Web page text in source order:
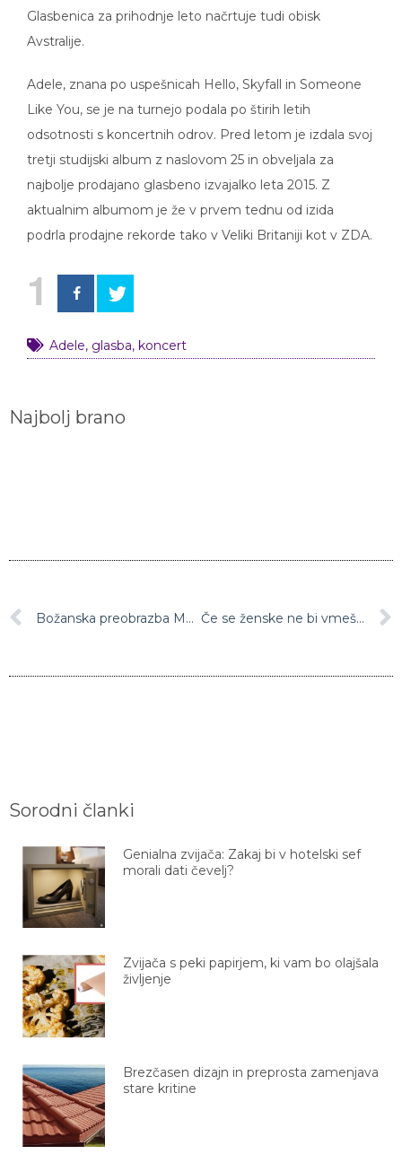
Glasbenica za prihodnje leto načrtuje tudi obisk
Avstralije.
Adele, znana po uspešnicah Hello, Skyfall in Someone
Like You, se je na turnejo podala po štirih letih
odsotnosti s koncertnih odrov. Pred letom je izdala svoj
tretji studijski album z naslovom 25 in obveljala za
najbolje prodajano glasbeno izvajalko leta 2015. Z
aktualnim albumom je že v prvem tednu od izida
podrla prodajne rekorde tako v Veliki Britaniji kot v ZDA.
1
Adele, glasba, koncert
Najbolj brano
Božanska preobrazba Monice Bellucci je številne šokirala, a tudi navdušila Če se ženske ne bi vmešavale, bi hiše decembra okrasili takole (video)
Sorodni članki
Genialna zvijača: Zakaj bi v hotelski sef
morali dati čevelj?
Zvijača s peki papirjem, ki vam bo olajšala
življenje
Brezčasen dizajn in preprosta zamenjava
stare kritine